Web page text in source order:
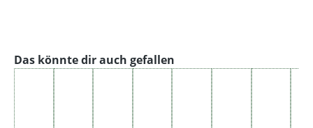
Produktgalerie überspringen
Das könnte dir auch gefallen